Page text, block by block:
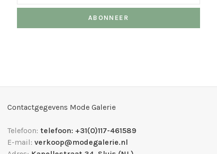
ABONNEER
Contactgegevens Mode Galerie
Telefoon: telefoon: +31(0)117-461589
E-mail: verkoop@modegalerie.nl